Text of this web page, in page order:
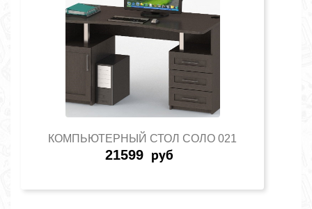
КОМПЬЮТЕРНЫЙ СТОЛ СОЛО 021
21599 руб